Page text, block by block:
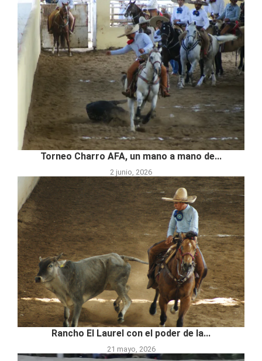
Torneo Charro AFA, un mano a mano de...
2 junio, 2026
Rancho El Laurel con el poder de la...
21 mayo, 2026